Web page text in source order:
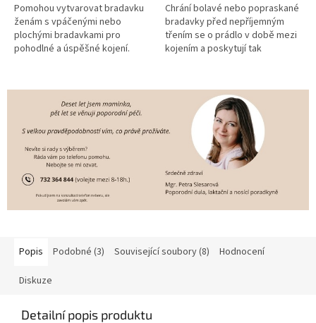
Pomohou vytvarovat bradavku
ženám s vpáčenými nebo
plochými bradavkami pro
pohodlné a úspěšné kojení.
Chrání bolavé nebo popraskané
bradavky před nepříjemným
třením se o prádlo v době mezi
kojením a poskytují tak
Popis Podobné (3) Související soubory (8) Hodnocení
Diskuze
Detailní popis produktu